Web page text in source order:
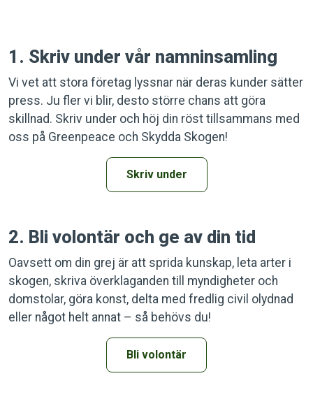
1. Skriv under vår namninsamling
Vi vet att stora företag lyssnar när deras kunder sätter
press. Ju fler vi blir, desto större chans att göra
skillnad. Skriv under och höj din röst tillsammans med
oss på Greenpeace och Skydda Skogen!
Skriv under
2. Bli volontär och ge av din tid
Oavsett om din grej är att sprida kunskap, leta arter i
skogen, skriva överklaganden till myndigheter och
domstolar, göra konst, delta med fredlig civil olydnad
eller något helt annat – så behövs du!
Bli volontär